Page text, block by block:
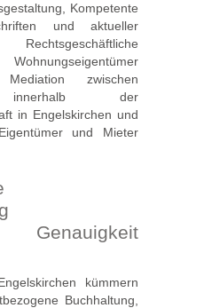
Kompetente
und aktueller
zwischen
innerhalb der
in Engelskirchen und
und Mieter
Genauigkeit
kümmern
Buchhaltung,